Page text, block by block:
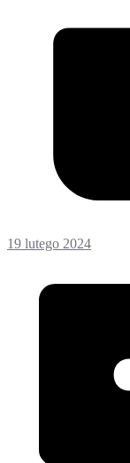
19 lutego 2024